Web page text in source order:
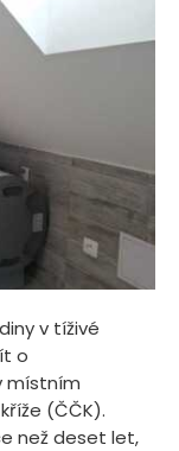
v tíživé
o
místním
(ČČK).
než deset let,